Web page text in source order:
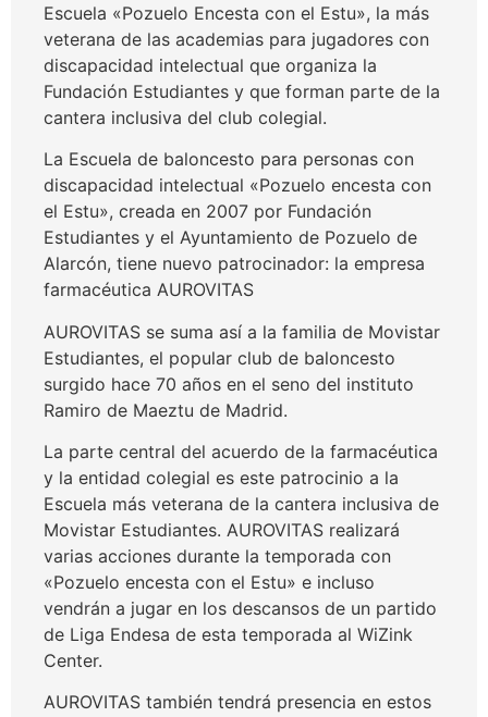
Escuela «Pozuelo Encesta con el Estu», la más
veterana de las academias para jugadores con
discapacidad intelectual que organiza la
Fundación Estudiantes y que forman parte de la
cantera inclusiva del club colegial.
La Escuela de baloncesto para personas con
discapacidad intelectual «Pozuelo encesta con
el Estu», creada en 2007 por Fundación
Estudiantes y el Ayuntamiento de Pozuelo de
Alarcón, tiene nuevo patrocinador: la empresa
farmacéutica AUROVITAS
AUROVITAS se suma así a la familia de Movistar
Estudiantes, el popular club de baloncesto
surgido hace 70 años en el seno del instituto
Ramiro de Maeztu de Madrid.
La parte central del acuerdo de la farmacéutica
y la entidad colegial es este patrocinio a la
Escuela más veterana de la cantera inclusiva de
Movistar Estudiantes. AUROVITAS realizará
varias acciones durante la temporada con
«Pozuelo encesta con el Estu» e incluso
vendrán a jugar en los descansos de un partido
de Liga Endesa de esta temporada al WiZink
Center.
AUROVITAS también tendrá presencia en estos